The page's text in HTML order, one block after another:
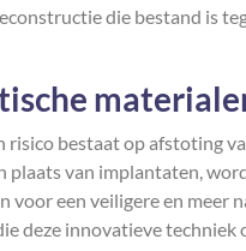
die bestand is
risico bestaat op afstoting
plaats van implantaten,
voor een veiligere en meer
deze innovatieve techniek